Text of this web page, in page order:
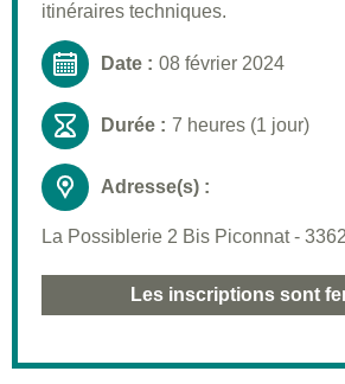
Informations pratiques
itinéraires techniques.
Date : 08 février 2024
Durée : 7 heures (1 jour)
Adresse(s) :
La Possiblerie 2 Bis Piconnat -
Les inscriptions sont